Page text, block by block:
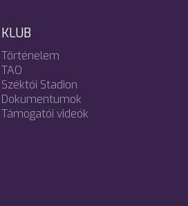
KLUB
Történelem
TAO
Széktói Stadion
Dokumentumok
Támogatói videók